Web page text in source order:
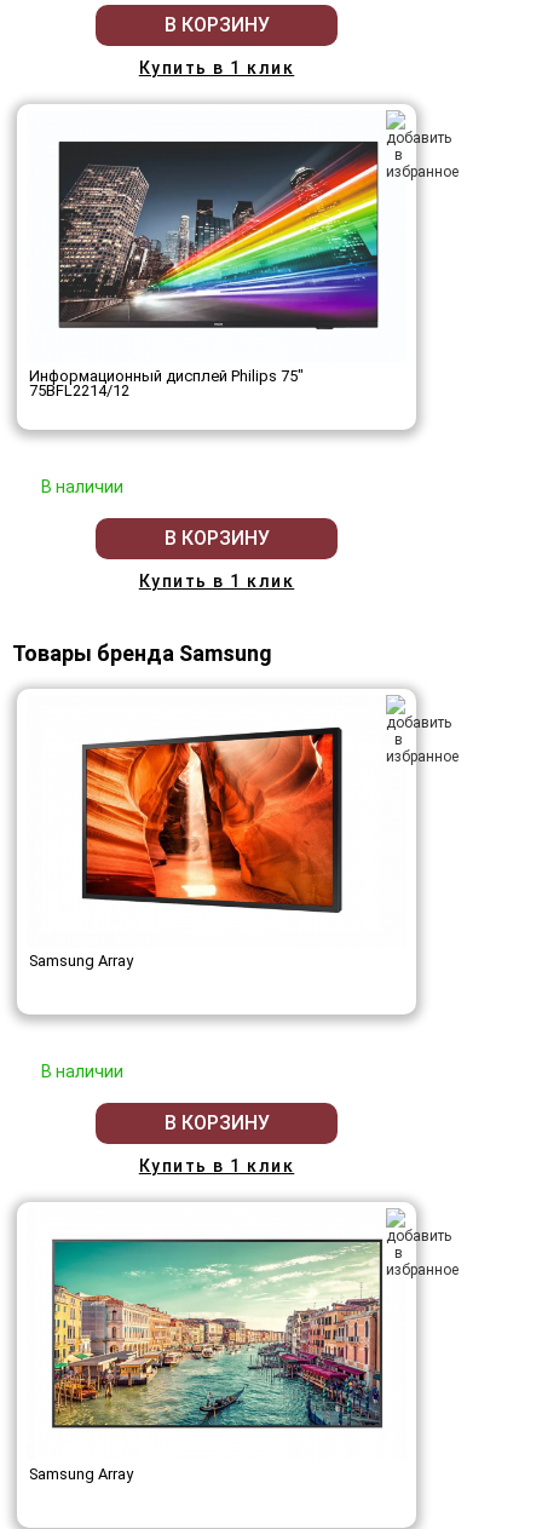
В КОРЗИНУ
Купить в 1 клик
Информационный дисплей Philips 75"
75BFL2214/12
В наличии
В КОРЗИНУ
Купить в 1 клик
Товары бренда Samsung
Samsung Array
В наличии
В КОРЗИНУ
Купить в 1 клик
Samsung Array